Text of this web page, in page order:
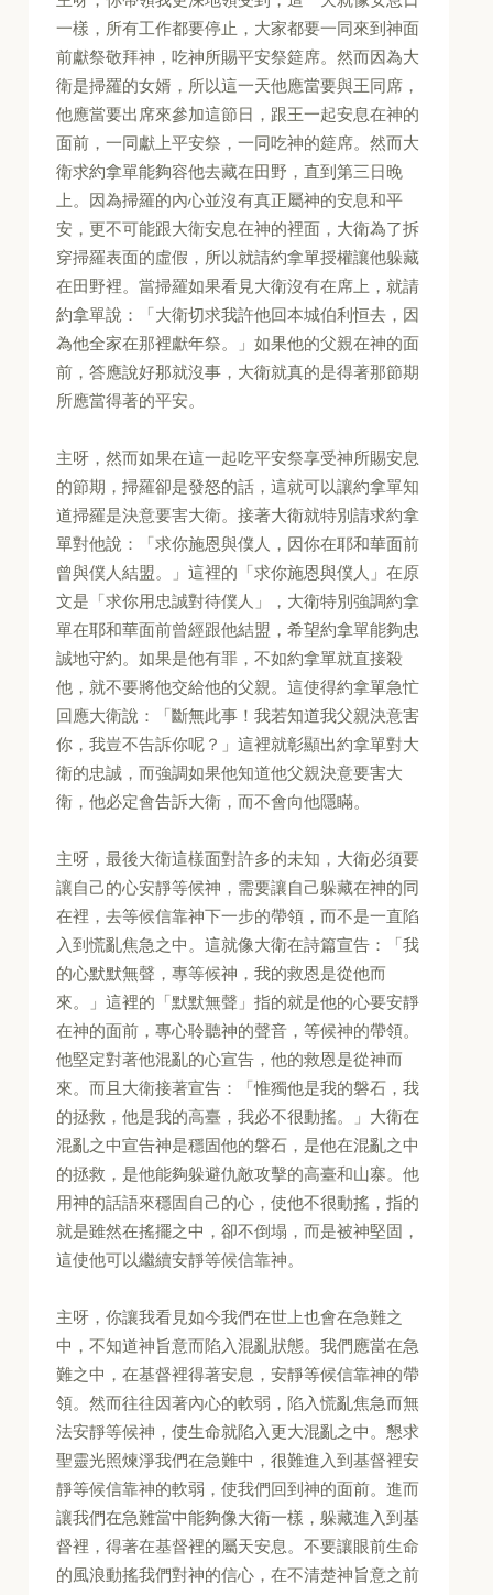
一樣，所有工作都要停止，大家都要一同來到神面
前獻祭敬拜神，吃神所賜平安祭筵席。然而因為大
衛是掃羅的女婿，所以這一天他應當要與王同席，
他應當要出席來參加這節日，跟王一起安息在神的
面前，一同獻上平安祭，一同吃神的筵席。然而大
衛求約拿單能夠容他去藏在田野，直到第三日晚
上。因為掃羅的內心並沒有真正屬神的安息和平
安，更不可能跟大衛安息在神的裡面，大衛為了拆
穿掃羅表面的虛假，所以就請約拿單授權讓他躲藏
在田野裡。當掃羅如果看見大衛沒有在席上，就請
約拿單說：「大衛切求我許他回本城伯利恒去，因
為他全家在那裡獻年祭。」如果他的父親在神的面
前，答應說好那就沒事，大衛就真的是得著那節期
所應當得著的平安。
主呀，然而如果在這一起吃平安祭享受神所賜安息
的節期，掃羅卻是發怒的話，這就可以讓約拿單知
道掃羅是決意要害大衛。接著大衛就特別請求約拿
單對他說：「求你施恩與僕人，因你在耶和華面前
曾與僕人結盟。」這裡的「求你施恩與僕人」在原
文是「求你用忠誠對待僕人」，大衛特別強調約拿
單在耶和華面前曾經跟他結盟，希望約拿單能夠忠
誠地守約。如果是他有罪，不如約拿單就直接殺
他，就不要將他交給他的父親。這使得約拿單急忙
回應大衛說：「斷無此事！我若知道我父親決意害
你，我豈不告訴你呢？」這裡就彰顯出約拿單對大
衛的忠誠，而強調如果他知道他父親決意要害大
衛，他必定會告訴大衛，而不會向他隱瞞。
主呀，最後大衛這樣面對許多的未知，大衛必須要
讓自己的心安靜等候神，需要讓自己躲藏在神的同
在裡，去等候信靠神下一步的帶領，而不是一直陷
入到慌亂焦急之中。這就像大衛在詩篇宣告：「我
的心默默無聲，專等候神，我的救恩是從他而
來。」這裡的「默默無聲」指的就是他的心要安靜
在神的面前，專心聆聽神的聲音，等候神的帶領。
他堅定對著他混亂的心宣告，他的救恩是從神而
來。而且大衛接著宣告：「惟獨他是我的磐石，我
的拯救，他是我的高臺，我必不很動搖。」大衛在
混亂之中宣告神是穩固他的磐石，是他在混亂之中
的拯救，是他能夠躲避仇敵攻擊的高臺和山寨。他
用神的話語來穩固自己的心，使他不很動搖，指的
就是雖然在搖擺之中，卻不倒塌，而是被神堅固，
這使他可以繼續安靜等候信靠神。
主呀，你讓我看見如今我們在世上也會在急難之
中，不知道神旨意而陷入混亂狀態。我們應當在急
難之中，在基督裡得著安息，安靜等候信靠神的帶
領。然而往往因著內心的軟弱，陷入慌亂焦急而無
法安靜等候神，使生命就陷入更大混亂之中。懇求
聖靈光照煉淨我們在急難中，很難進入到基督裡安
靜等候信靠神的軟弱，使我們回到神的面前。進而
讓我們在急難當中能夠像大衛一樣，躲藏進入到基
督裡，得著在基督裡的屬天安息。不要讓眼前生命
的風浪動搖我們對神的信心，在不清楚神旨意之前